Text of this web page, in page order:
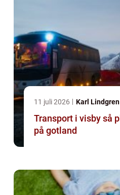
11 juli 2026 Karl Lindgren
Transport i visby så planerar du resor
på gotland